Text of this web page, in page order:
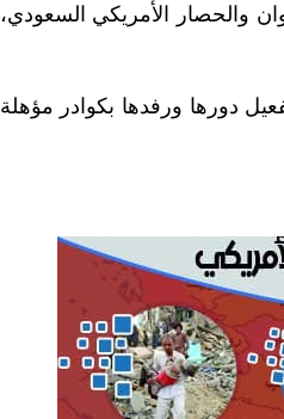
والحصار الأمريكي السعودي،
دورها ورفدها بكوادر مؤهلة